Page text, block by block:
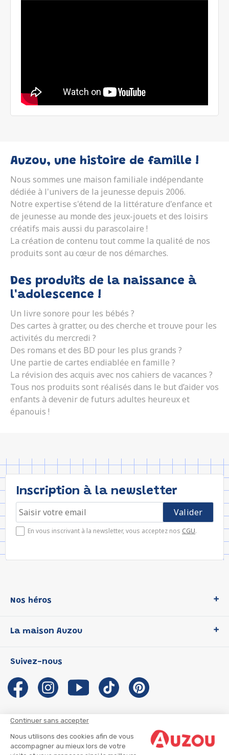
Continuer sans accepter
Nous utilisons des cookies afin de vous
accompagner au mieux lors de votre
Auzou, une histoire de famille !
Nous sommes une maison familiale indépendante
dédiée à l'univers de la jeunesse depuis 2006.
Notre expertise s'étend de la littérature d'enfance et
de jeunesse au monde des jeux-jouets et des loisirs
créatifs mais aussi du parascolaire !
La création de contenu tout comme la qualité de nos
produits sont au cœur de nos démarches.
Des produits de la naissance à
l'adolescence !
Un livre sonore pour les bébés ?
Des cartes à gratter, ou des cherche et trouve pour les
activités du mercredi ?
Des romans et des BD pour les plus grands ?
Une partie de cartes endiablée en famille ?
La révision des acquis avec nos cahiers de vacances ?
Tous nos produits sont réalisés dans le but d’aider vos
enfants à devenir de futurs adultes heureux et
épanouis !
Inscription à la newsletter
En vous inscrivant à la newsletter, vous acceptez nos CGU.
Nos héros
P'tit Loup
Les Influenceuses
Migali
Petite Taupe
La maison Auzou
Notre histoire
Auzou s'engage
Auteurs et illustrateurs Auzou
Suivre mon colis
Suivez-nous
CGU